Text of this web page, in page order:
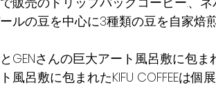
ルの豆を中心に3種類の豆を自家焙
GENさんの巨大アート風呂敷に包
風呂敷に包まれたKIFU COFFEEは個